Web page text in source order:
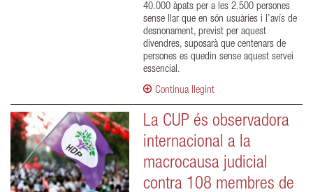
40.000 àpats per a les 2.500 persones
sense llar que en són usuàries i l’avís de
desnonament, previst per aquest
divendres, suposarà que centenars de
persones es quedin sense aquest servei
essencial.
Continua llegint
La CUP és observadora
internacional a la
macrocausa judicial
contra 108 membres de